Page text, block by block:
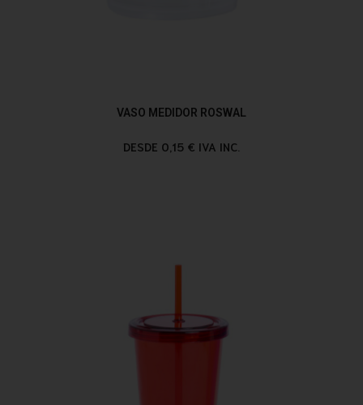
VASO MEDIDOR ROSWAL
DESDE 0,15 € IVA INC.